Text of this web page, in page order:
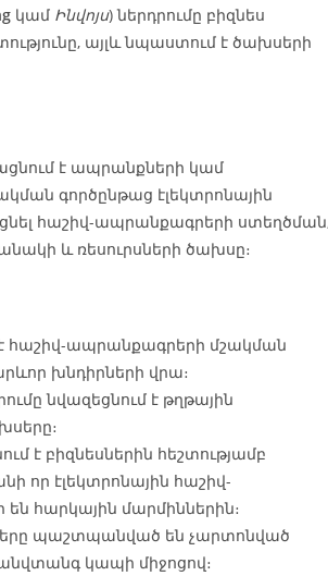
կամ Ինվոյս) ներդրումը բիզնես
այլև նպաստում է ծախսերի
է ապրանքների կամ
գործընթաց էլեկտրոնային
հաշիվ-ապրանքագրերի
և ռեսուրսների ծախսը։
հաշիվ-ապրանքագրերի մշակման
խնդիրների վրա։
նվազեցնում է թղթային
է բիզնեսներին հեշտությամբ
որ էլեկտրոնային հաշիվ-
հարկային մարմիններին։
պաշտպանված են չարտոնված
կապի միջոցով։